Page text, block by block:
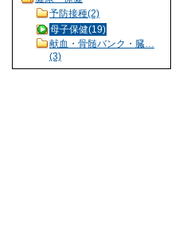
予防接種(2)
母子保健(19)
献血・骨髄バンク・臓…
(3)